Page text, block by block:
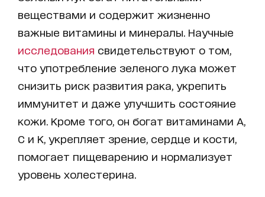
веществами и содержит жизненно
важные витамины и минералы. Научные
исследования свидетельствуют о том,
что употребление зеленого лука может
снизить риск развития рака, укрепить
иммунитет и даже улучшить состояние
кожи. Кроме того, он богат витаминами A,
C и K, укрепляет зрение, сердце и кости,
помогает пищеварению и нормализует
уровень холестерина.